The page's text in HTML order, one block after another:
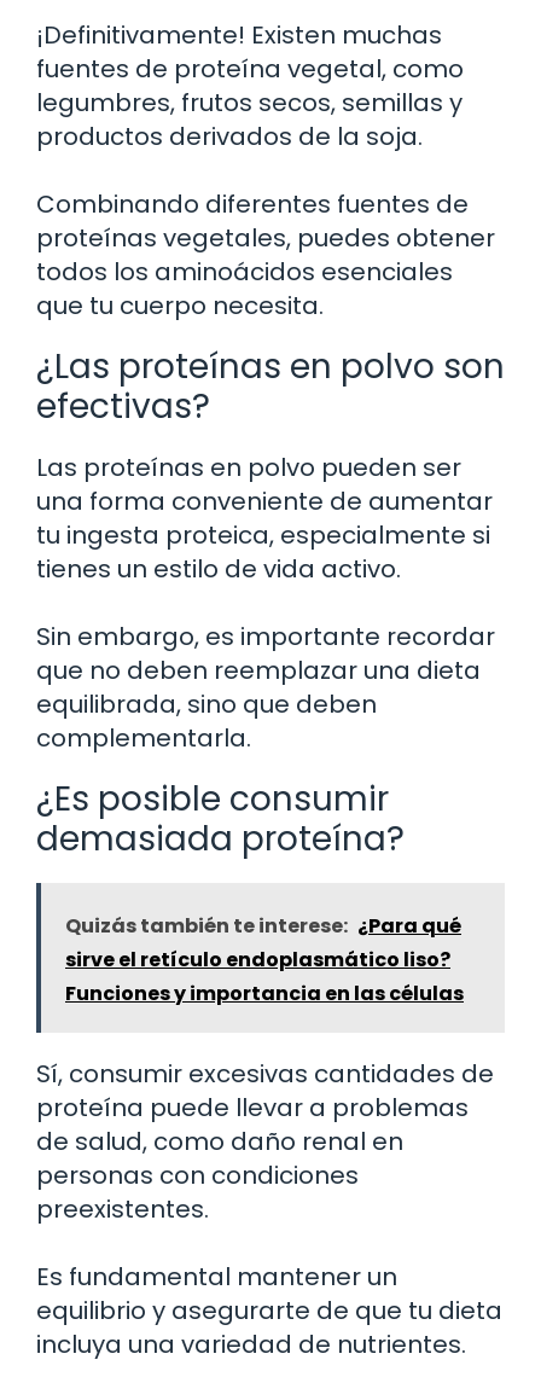
¡Definitivamente! Existen muchas
fuentes de proteína vegetal, como
legumbres, frutos secos, semillas y
productos derivados de la soja.
Combinando diferentes fuentes de
proteínas vegetales, puedes obtener
todos los aminoácidos esenciales
que tu cuerpo necesita.
¿Las proteínas en polvo son
efectivas?
Las proteínas en polvo pueden ser
una forma conveniente de aumentar
tu ingesta proteica, especialmente si
tienes un estilo de vida activo.
Sin embargo, es importante recordar
que no deben reemplazar una dieta
equilibrada, sino que deben
complementarla.
¿Es posible consumir
demasiada proteína?
Quizás también te interese: ¿Para qué
sirve el retículo endoplasmático liso?
Funciones y importancia en las células
Sí, consumir excesivas cantidades de
proteína puede llevar a problemas
de salud, como daño renal en
personas con condiciones
preexistentes.
Es fundamental mantener un
equilibrio y asegurarte de que tu dieta
incluya una variedad de nutrientes.